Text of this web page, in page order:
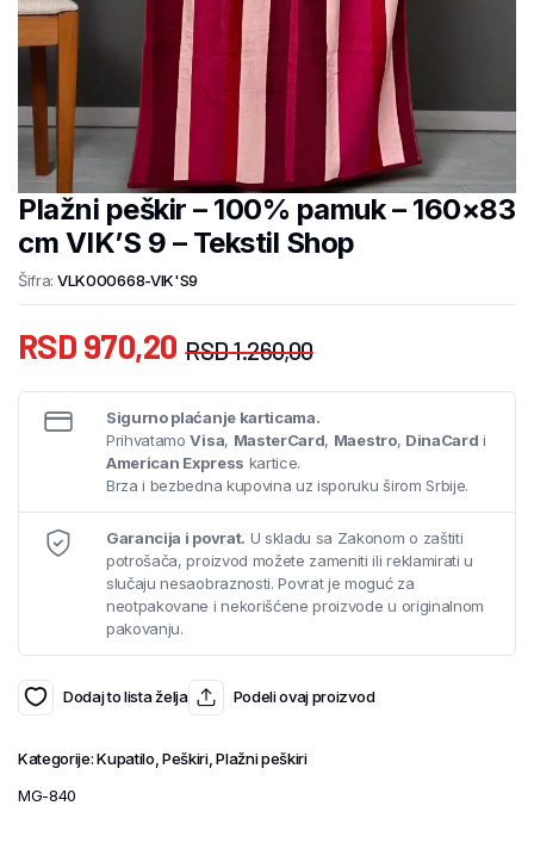
Plažni peškir – 100% pamuk – 160×83
cm VIK’S 9 – Tekstil Shop
Šifra: VLK000668-VIK'S9
RSD1.260,00
RSD 970,20
Sigurno plaćanje karticama.
PrihvatamoVisa, MasterCard, Maestro, DinaCard i
American Express kartice.
Brza i bezbedna kupovina uz isporuku širom Srbije.
Garancija i povrat. U skladu sa Zakonom o zaštiti
potrošača, proizvod možete zameniti ili reklamirati u
slučaju nesaobraznosti. Povrat je moguć za
neotpakovane i nekorišćene proizvode u originalnom
pakovanju.
Dodaj to lista želja Podeli ovaj proizvod
Kategorije:Kupatilo Peškiri,Plažni peškiri
MG-840